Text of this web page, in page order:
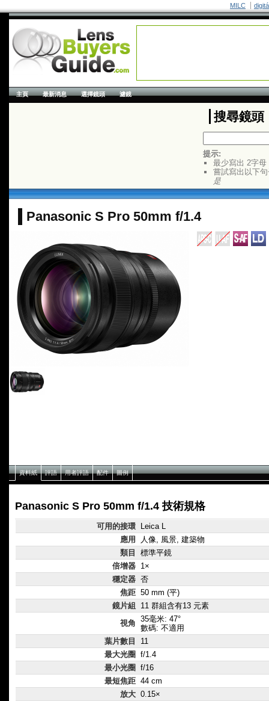
MILC
主頁 最新消息 選擇鏡頭 濾鏡
搜尋鏡頭
提示:
最少寫出 2字母
嘗試寫出以下
是
Panasonic S Pro 50mm f/1.4
資料紙 評語 用者評語 配件 圖例
Panasonic S Pro 50mm f/1.4 技術規格
可用的接環
Leica L
應用
人像, 風景, 建築物
類目
標準平鏡
倍增器 1×
穩定器 否
焦距 50 mm (平)
鏡片組
11 群組含有13 元素
視角 35毫米: 47°
數碼: 不適用
葉片數目
11
最大光圈
f/1.4
最小光圈
f/16
最短焦距 44 cm
放大 0.15×